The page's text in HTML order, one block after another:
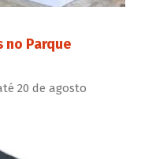
no Parque
20 de agosto